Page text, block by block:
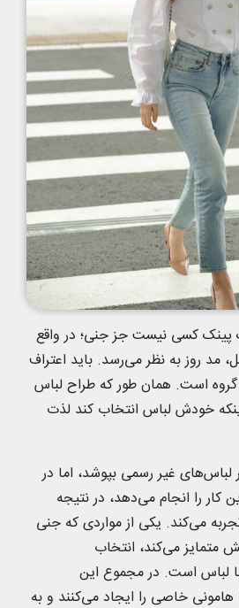
پینک کسی نیست جز جنی؛ در واقع
مد روز به نظر می‌رسد. باید اعتراف
است. همان طور که طراح لباس
خودش لباس انتخاب کند لذت
غیر رسمی بپوشد، اما در
را انجام می‌دهد، در نتیجه
می‌کند. یکی از مواردی که جنی
متمایز می‌کند، انتخاب
لباس است. در مجموع این
خاصی را ایجاد می‌کنند و به